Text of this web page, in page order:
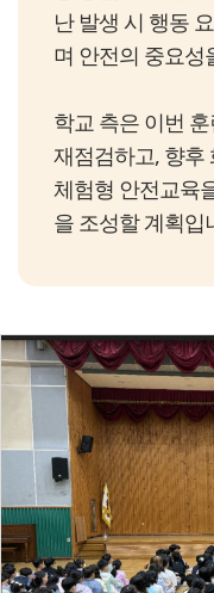
난 발생 시 행동
며 안전의 중요성
학교 측은 이번
재점검하고, 향후
체험형 안전교육
을 조성할 계획입